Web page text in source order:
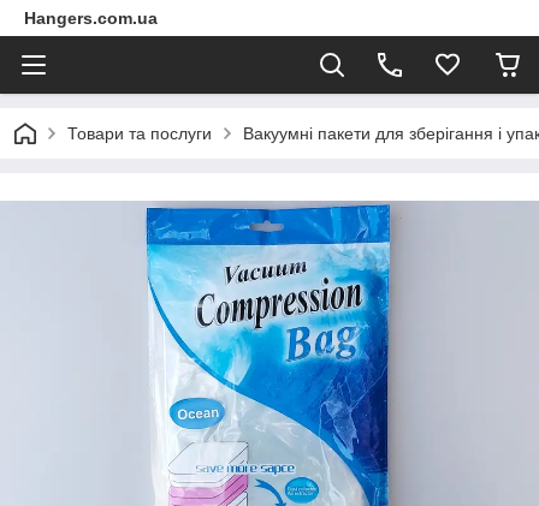
Hangers.com.ua
Товари та послуги Вакуумні пакети для зберігання і